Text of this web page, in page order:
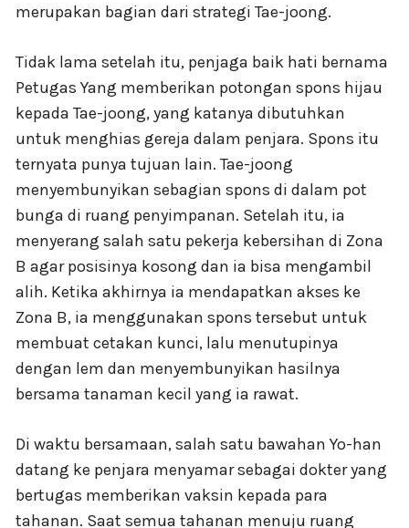
merupakan bagian dari strategi Tae-joong.
Tidak lama setelah itu, penjaga baik hati bernama
Petugas Yang memberikan potongan spons hijau
kepada Tae-joong, yang katanya dibutuhkan
untuk menghias gereja dalam penjara. Spons itu
ternyata punya tujuan lain. Tae-joong
menyembunyikan sebagian spons di dalam pot
bunga di ruang penyimpanan. Setelah itu, ia
menyerang salah satu pekerja kebersihan di Zona
B agar posisinya kosong dan ia bisa mengambil
alih. Ketika akhirnya ia mendapatkan akses ke
Zona B, ia menggunakan spons tersebut untuk
membuat cetakan kunci, lalu menutupinya
dengan lem dan menyembunyikan hasilnya
bersama tanaman kecil yang ia rawat.
Di waktu bersamaan, salah satu bawahan Yo-han
datang ke penjara menyamar sebagai dokter yang
bertugas memberikan vaksin kepada para
tahanan. Saat semua tahanan menuju ruang